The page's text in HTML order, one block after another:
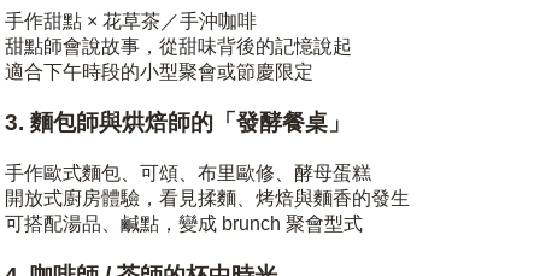
手作甜點 × 花草茶／手沖咖啡
甜點師會說故事，從甜味背後的記憶說起
適合下午時段的小型聚會或節慶限定
3. 麵包師與烘焙師的「發酵餐桌」
手作歐式麵包、可頌、布里歐修、酵母蛋糕
開放式廚房體驗，看見揉麵、烤焙與麵香的發生
可搭配湯品、鹹點，變成 brunch 聚會型式